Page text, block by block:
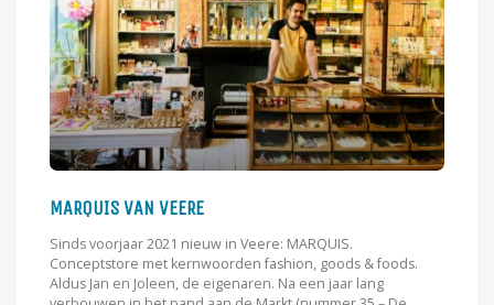
MARQUIS VAN VEERE
Sinds voorjaar 2021 nieuw in Veere: MARQUIS.
Conceptstore met kernwoorden fashion, goods & foods.
Aldus Jan en Joleen, de eigenaren. Na een jaar lang